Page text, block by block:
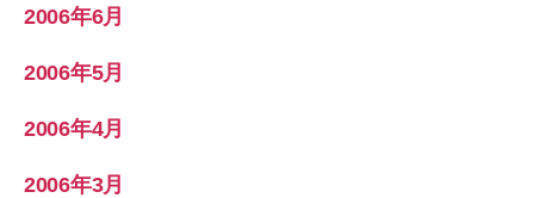
2006年6月
2006年5月
2006年4月
2006年3月